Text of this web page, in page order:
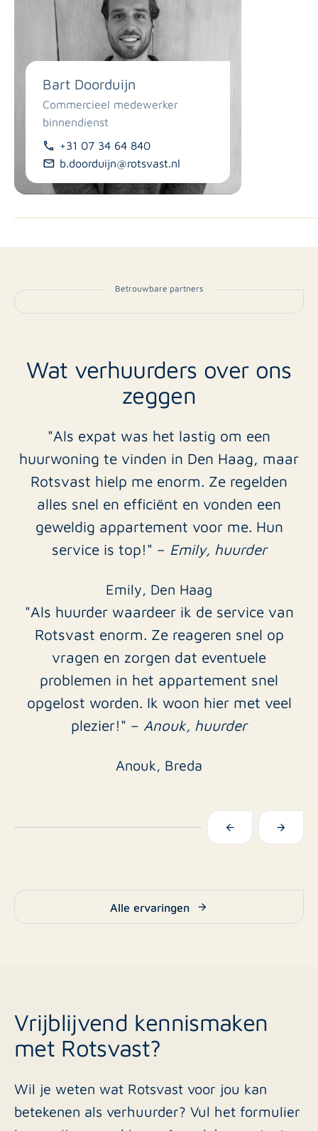
Bart Doorduijn
Commercieel medewerker
binnendienst
+31 07 34 64 840
b.doorduijn@rotsvast.nl
Betrouwbare partners
Wat verhuurders over ons
zeggen
"Als expat was het lastig om een
huurwoning te vinden in Den Haag, maar
Rotsvast hielp me enorm. Ze regelden
alles snel en efficiënt en vonden een
geweldig appartement voor me. Hun
service is top!" – Emily, huurder
Emily, Den Haag
"Als huurder waardeer ik de service van
Rotsvast enorm. Ze reageren snel op
vragen en zorgen dat eventuele
problemen in het appartement snel
opgelost worden. Ik woon hier met veel
plezier!" – Anouk, huurder
Anouk, Breda
Alle ervaringen
Vrijblijvend kennismaken
met Rotsvast?
Wil je weten wat Rotsvast voor jou kan
betekenen als verhuurder? Vul het formulier